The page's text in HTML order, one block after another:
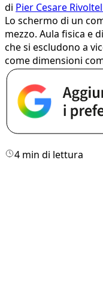
di Pier Cesare
Lo schermo di un
mezzo. Aula fisica e
che si escludono a
come dimensioni
4 min di lettura